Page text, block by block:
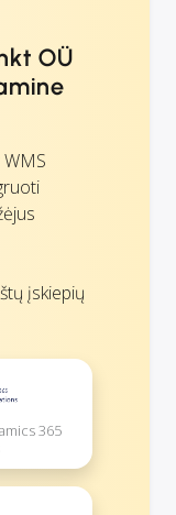
OÜ
įskiepių
365